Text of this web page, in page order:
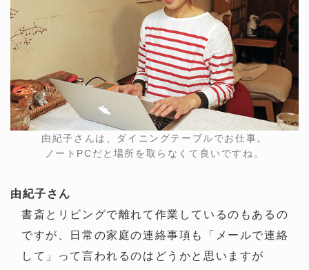
由紀子さんは、ダイニングテーブルでお仕事。
ノートPCだと場所を取らなくて良いですね。
由紀子さん
書斎とリビングで離れて作業しているのもあるの
ですが、日常の家庭の連絡事項も「メールで連絡
して」って言われるのはどうかと思いますが